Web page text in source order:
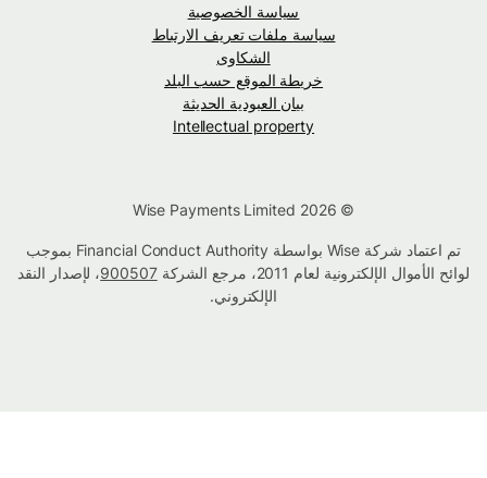
سياسة الخصوصية
سياسة ملفات تعريف الارتباط
الشكاوى
خريطة الموقع حسب البلد
بيان العبودية الحديثة
Intellectual property
تم اعتماد شركة Wise بواسطة Financial Conduct Authority بموجب
لوائح الأموال الإلكترونية لعام 2011، مرجع الشركة
900507، لإصدار النقد
الإلكتروني.